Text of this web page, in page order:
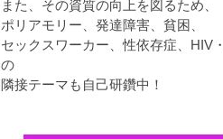
また、その資質の向上を図るため、
ポリアモリー、発達障害、貧困、
セックスワーカー、性依存症、HIV
の
隣接テーマも自己研鑽中！